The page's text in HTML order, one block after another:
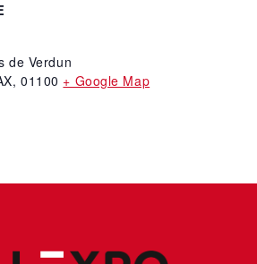
de Verdun
, 01100 + Google Map